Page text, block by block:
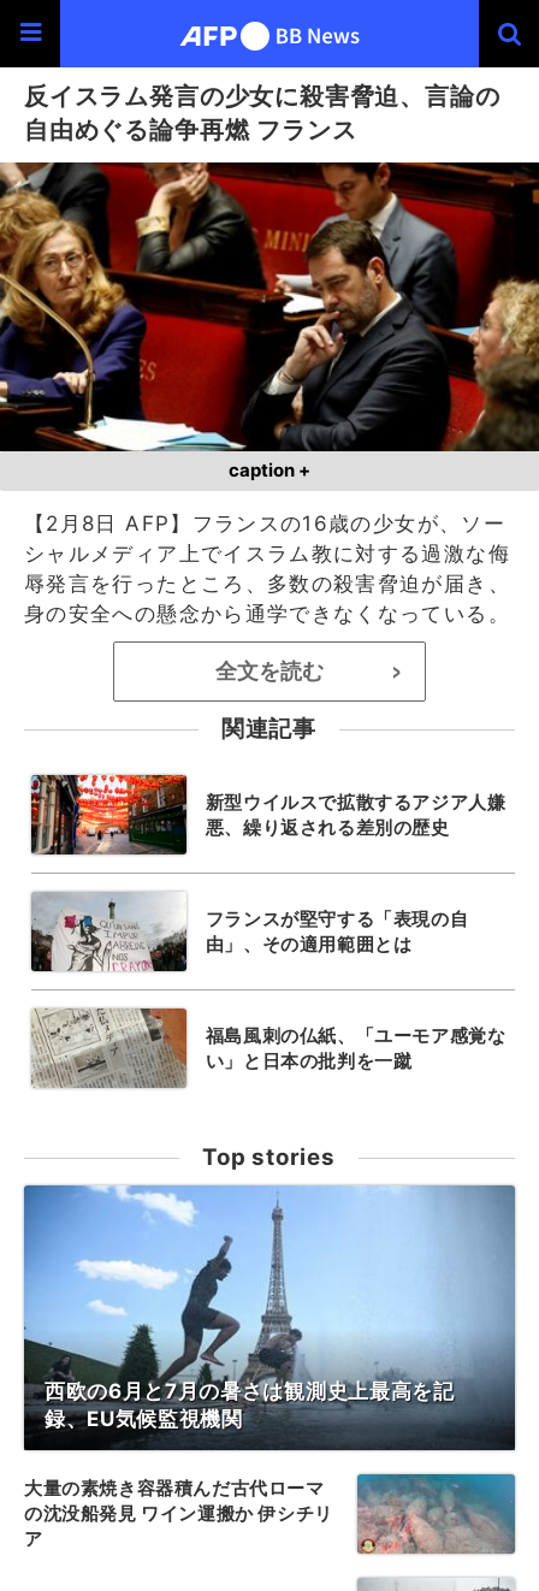
反イスラム発言の少女に殺害脅迫、言論の
自由めぐる論争再燃 フランス
caption +
【2月8日 AFP】フランスの16歳の少女が、ソー
シャルメディア上でイスラム教に対する過激な侮
辱発言を行ったところ、多数の殺害脅迫が届き、
身の安全への懸念から通学できなくなっている。
全文を読む >
関連記事
新型ウイルスで拡散するアジア人嫌
悪、繰り返される差別の歴史
フランスが堅守する「表現の自
由」、その適用範囲とは
福島風刺の仏紙、「ユーモア感覚な
い」と日本の批判を一蹴
Top stories
西欧の6月と7月の暑さは観測史上最高を記
録、EU気候監視機関
大量の素焼き容器積んだ古代ローマ
の沈没船発見 ワイン運搬か 伊シチリ
ア